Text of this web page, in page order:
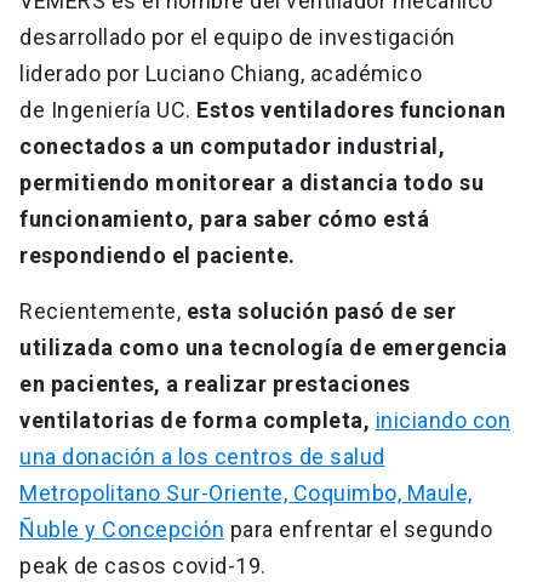
desarrollado por el equipo de investigación
liderado por Luciano Chiang, académico
de Ingeniería UC. Estos ventiladores funcionan
conectados a un computador industrial,
permitiendo monitorear a distancia todo su
funcionamiento, para saber cómo está
respondiendo el paciente.
Recientemente, esta solución pasó de ser
utilizada como una tecnología de emergencia
en pacientes, a realizar prestaciones
ventilatorias de forma completa, iniciando con
una donación a los centros de salud
Metropolitano Sur-Oriente, Coquimbo, Maule,
Ñuble y Concepción para enfrentar el segundo
peak de casos covid-19.